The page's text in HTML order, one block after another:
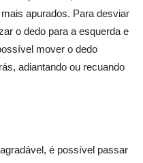
apurados. Para desviar
o dedo para a esquerda e
mover o dedo
adiantando ou recuando
é possível passar